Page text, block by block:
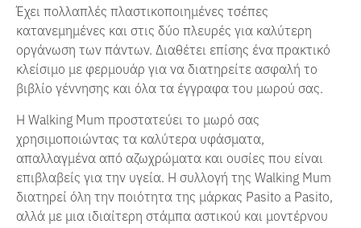
Έχει πολλαπλές πλαστικοποιημένες τσέπες
κατανεμημένες και στις δύο πλευρές για καλύτερη
οργάνωση των πάντων. Διαθέτει επίσης ένα πρακτικό
κλείσιμο με φερμουάρ για να διατηρείτε ασφαλή το
βιβλίο γέννησης και όλα τα έγγραφα του μωρού σας.
Η Walking Mum προστατεύει το μωρό σας
χρησιμοποιώντας τα καλύτερα υφάσματα,
απαλλαγμένα από αζωχρώματα και ουσίες που είναι
επιβλαβείς για την υγεία. Η συλλογή της Walking Mum
διατηρεί όλη την ποιότητα της μάρκας Pasito a Pasito,
αλλά με μια ιδιαίτερη στάμπα αστικού και μοντέρνου